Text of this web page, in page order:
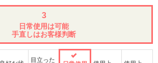
3
日常使用は可能
手直しはお客様判断
目立った